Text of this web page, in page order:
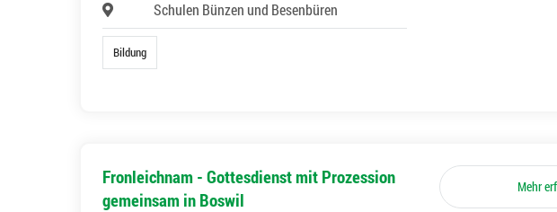
Schulen Bünzen und Besenbüren
Bildung
Fronleichnam - Gottesdienst mit Prozession
gemeinsam in Boswil
Mehr